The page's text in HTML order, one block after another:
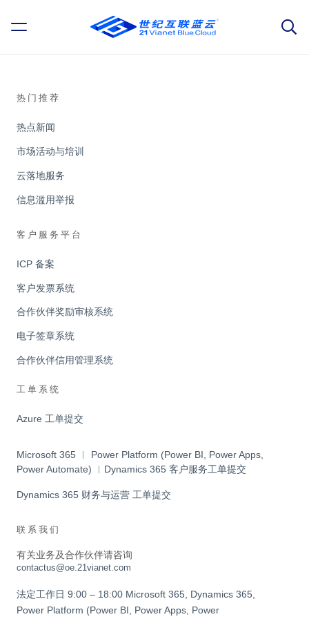
热门推荐
热点新闻
市场活动与培训
云落地服务
信息滥用举报
客户服务平台
ICP 备案
客户发票系统
合作伙伴奖励审核系统
电子签章系统
合作伙伴信用管理系统
工单系统
Azure 工单提交
Microsoft 365 ︱ Power Platform (Power BI, Power Apps,
Power Automate) ︱Dynamics 365 客户服务工单提交
Dynamics 365 财务与运营 工单提交
联系我们
有关业务及合作伙伴请咨询
contactus@oe.21vianet.com
法定工作日 9:00 – 18:00 Microsoft 365, Dynamics 365,
Power Platform (Power BI, Power Apps, Power